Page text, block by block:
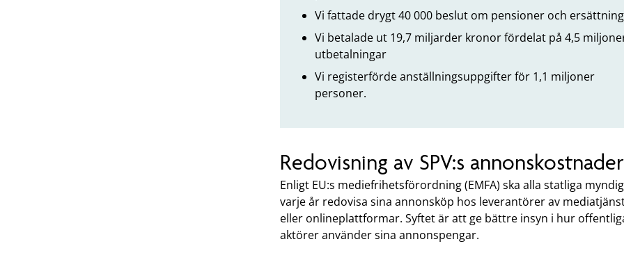
Vi fattade drygt 40 000 beslut om pensioner och
Vi betalade ut 19,7 miljarder kronor fördelat på 4,5
utbetalningar
Vi registerförde anställningsuppgifter för 1,1 miljoner
personer.
Redovisning av SPV:s annonskostnader
Enligt EU:s mediefrihetsförordning (EMFA) ska alla statliga
varje år redovisa sina annonsköp hos leverantörer av
eller onlineplattformar. Syftet är att ge bättre insyn i hur
aktörer använder sina annonspengar.